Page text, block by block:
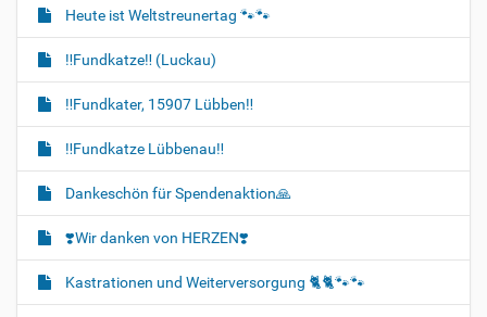
Heute ist Weltstreunertag 🐾🐾
‼️Fundkatze‼️ (Luckau)
‼️Fundkater, 15907 Lübben‼️
‼️Fundkatze Lübbenau‼️
Dankeschön für Spendenaktion🙏
❣️Wir danken von HERZEN❣️
Kastrationen und Weiterversorgung 🐈‍🐈🐾🐾